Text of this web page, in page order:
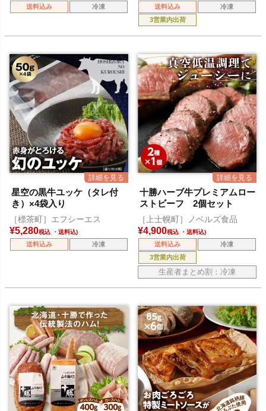
送料込み 冷凍 送料込み
冷凍
3営業内出荷
星空の黒牛ユッケ（タレ付
き）×4袋入り
［標茶町］エフシーエス
¥5,280税込
送料込み 冷凍
十勝ハーブ牛プレミアムロー
ストビーフ 2個セット
［上士幌町］ノベルズ食品
¥4,900税込
送料込み
冷凍
3営業内出荷
生産者まとめ割：冷凍